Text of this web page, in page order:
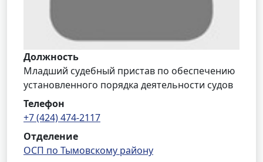
Должность
Младший судебный пристав по обеспечению
установленного порядка деятельности судов
Телефон
+7 (424) 474-2117
Отделение
ОСП по Тымовскому району